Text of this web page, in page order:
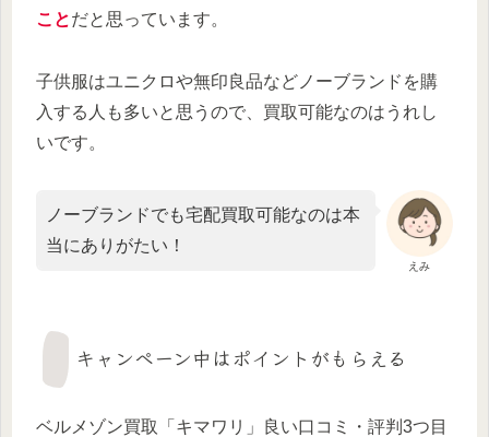
ことだと思っています。
子供服はユニクロや無印良品などノーブランドを購
入する人も多いと思うので、買取可能なのはうれし
いです。
えみ
ノーブランドでも宅配買取可能なのは本
当にありがたい！
キャンペーン中はポイントがもらえる
ベルメゾン買取「キマワリ」良い口コミ・評判3つ目